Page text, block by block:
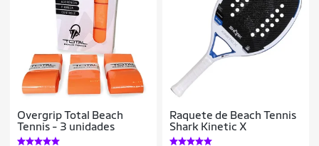
Overgrip Total Beach
Tennis - 3 unidades
Raquete de Beach Tennis
Shark Kinetic X